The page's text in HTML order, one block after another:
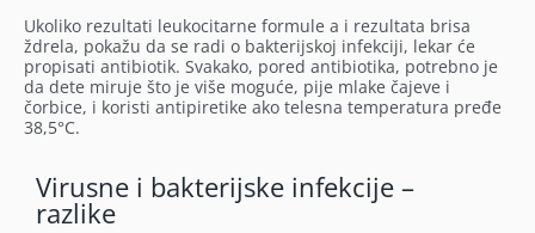
Ukoliko rezultati leukocitarne formule a i rezultata brisa
ždrela, pokažu da se radi o bakterijskoj infekciji, lekar će
propisati antibiotik. Svakako, pored antibiotika, potrebno je
da dete miruje što je više moguće, pije mlake čajeve i
čorbice, i koristi antipiretike ako telesna temperatura pređe
38,5°C.
Virusne i bakterijske infekcije –
razlike